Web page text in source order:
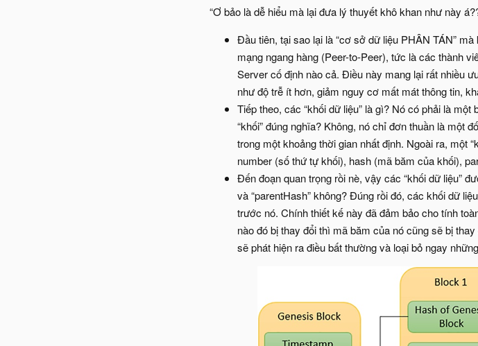
“Ơ bảo là dễ hiểu mà lại đưa lý thuyết khô khan như này
Đầu tiên, tại sao lại là “cơ sở dữ liệu PHÂN TÁN”
mạng ngang hàng (Peer-to-Peer), tức là các thành
Server cố định nào cả. Điều này mang lại rất nhiều
như độ trễ ít hơn, giảm nguy cơ mất mát thông tin,
Tiếp theo, các “khối dữ liệu” là gì? Nó có phải là
“khối” đúng nghĩa? Không, nó chỉ đơn thuần là một
trong một khoảng thời gian nhất định. Ngoài ra, một
number (số thứ tự khối), hash (mã băm của khối),
Đến đoạn quan trọng rồi nè, vậy các “khối dữ liệu”
và “parentHash” không? Đúng rồi đó, các khối dữ
trước nó. Chính thiết kế này đã đảm bảo cho tính
nào đó bị thay đổi thì mã băm của nó cũng sẽ bị
sẽ phát hiện ra điều bất thường và loại bỏ ngay